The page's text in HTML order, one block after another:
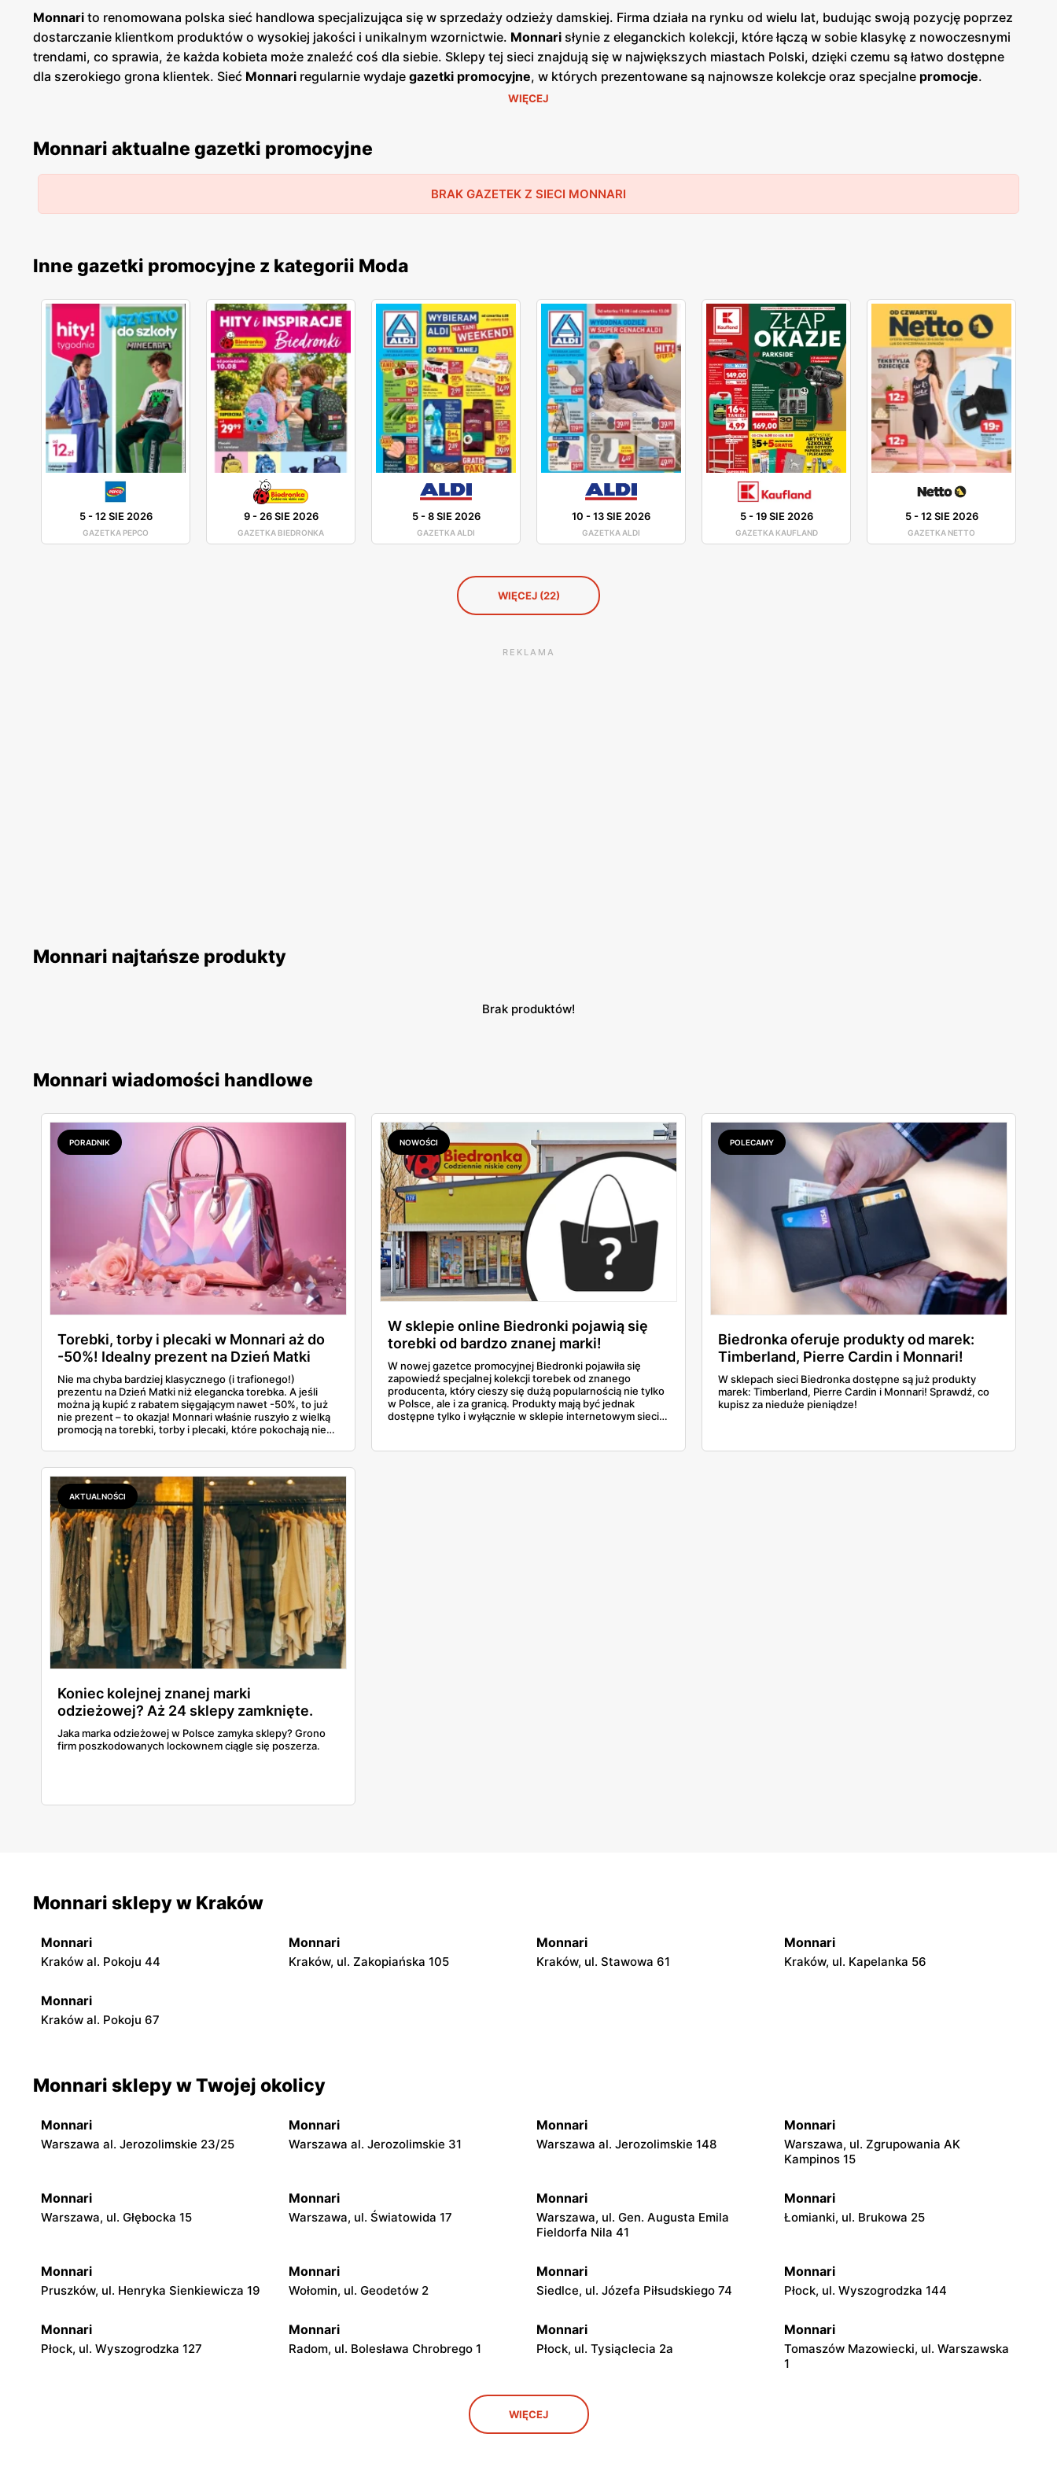
Monnari to renomowana polska sieć handlowa specjalizująca się w sprzedaży odzieży damskiej. Firma działa na rynku od wielu lat, budując swoją pozycję poprzez
dostarczanie klientkom produktów o wysokiej jakości i unikalnym wzornictwie. Monnari słynie z eleganckich kolekcji, które łączą w sobie klasykę z nowoczesnymi
trendami, co sprawia, że każda kobieta może znaleźć coś dla siebie. Sklepy tej sieci znajdują się w największych miastach Polski, dzięki czemu są łatwo dostępne
dla szerokiego grona klientek. Sieć Monnari regularnie wydaje gazetki promocyjne, w których prezentowane są najnowsze kolekcje oraz specjalne promocje.
ukazują się kilka razy na kwartał, pozwalając klientkom na bieżąco śledzić aktualne oferty i korzystać z
asortymencie sieci znajdują się sukienki, bluzki, spodnie, spódnice, a także różnorodne dodatki, takie jak torebki, szaliki czy biżuteria. Wszystkie produkty są
starannie projektowane i wykonane z najwyższej jakości materiałów, co zapewnia trwałość i komfort noszenia.Monnarikładzie duży nacisk na zadowolenie swoich
klientek, dlatego obsługa w sklepach jest zawsze profesjonalna i pomocna. Personel jest doskonale przeszkolony, aby doradzać w wyborze odpowiednich ubrań i
dodatków, zgodnych z indywidualnymi preferencjami i sylwetką klientki. Ponadto, sieć oferuje liczne programy lojalnościowe, które umożliwiają stałym klientkom
WIĘCEJ
Monnari aktualne gazetki promocyjne
BRAK GAZETEK Z SIECI MONNARI
Inne gazetki promocyjne z kategorii Moda
5-12 SIE 2026
GAZETKA PEPCO
9- 26 SIE 2026
GAZETKA BIEDRONKA
5-8 SIE 2026
GAZETKA ALDI
10 -13 SIE 2026
GAZETKA ALDI
5-19 SIE 2026
GAZETKA KAUFLAND
5-12 SIE 2026
GAZETKA NETTO
WIĘCEJ (22)
REKLAMA
Monnari najtańsze produkty
Brak produktów!
Monnari wiadomości handlowe
PORADNIK
Torebki, torby i plecaki w Monnari aż do
-50%! Idealny prezent na Dzień Matki
Nie ma chyba bardziej klasycznego (i trafionego!)
prezentu na Dzień Matki niż elegancka torebka. A jeśli
można ją kupić z rabatem sięgającym nawet -50%, to już
nie prezent – to okazja! Monnari właśnie ruszyło z wielką
promocją na torebki, torby i plecaki, które pokochają nie
NOWOŚCI
W sklepie online Biedronki pojawią się
torebki od bardzo znanej marki!
W nowej gazetce promocyjnej Biedronki pojawiła się
zapowiedź specjalnej kolekcji torebek od znanego
producenta, który cieszy się dużą popularnością nie tylko
w Polsce, ale i za granicą. Produkty mają być jednak
dostępne tylko i wyłącznie w sklepie internetowym sieci.
POLECAMY
Biedronka oferuje produkty od marek:
Timberland, Pierre Cardin i Monnari!
W sklepach sieci Biedronka dostępne są już produkty
marek: Timberland, Pierre Cardin i Monnari! Sprawdź, co
kupisz za nieduże pieniądze!
AKTUALNOŚCI
Koniec kolejnej znanej marki
odzieżowej? Aż 24 sklepy zamknięte.
Jaka marka odzieżowej w Polsce zamyka sklepy? Grono
firm poszkodowanych lockownem ciągle się poszerza.
Monnari sklepy w Kraków
Monnari
Kraków al. Pokoju 44
Monnari
Kraków, ul. Zakopiańska 105
Monnari
Kraków, ul. Stawowa 61
Monnari
Kraków, ul. Kapelanka 56
Monnari
Kraków al. Pokoju 67
Monnari sklepy w Twojej okolicy
Monnari
Warszawa al. Jerozolimskie 23/25
Monnari
Warszawa al. Jerozolimskie 31
Monnari
Warszawa al. Jerozolimskie 148
Monnari
Warszawa, ul. Zgrupowania AK
Kampinos 15
Monnari
Warszawa, ul. Głębocka 15
Monnari
Warszawa, ul. Światowida 17
Monnari
Warszawa, ul. Gen. Augusta Emila
Fieldorfa Nila 41
Monnari
Łomianki, ul. Brukowa 25
Monnari
Pruszków, ul. Henryka Sienkiewicza 19
Monnari
Wołomin, ul. Geodetów 2
Monnari
Siedlce, ul. Józefa Piłsudskiego 74
Monnari
Płock, ul. Wyszogrodzka 144
Monnari
Płock, ul. Wyszogrodzka 127
Monnari
Radom, ul. Bolesława Chrobrego 1
Monnari
Płock, ul. Tysiąclecia 2a
Monnari
Tomaszów Mazowiecki, ul. Warszawska
1
Monnari
Łódź, ul. Brzezińska 27/29
WIĘCEJ